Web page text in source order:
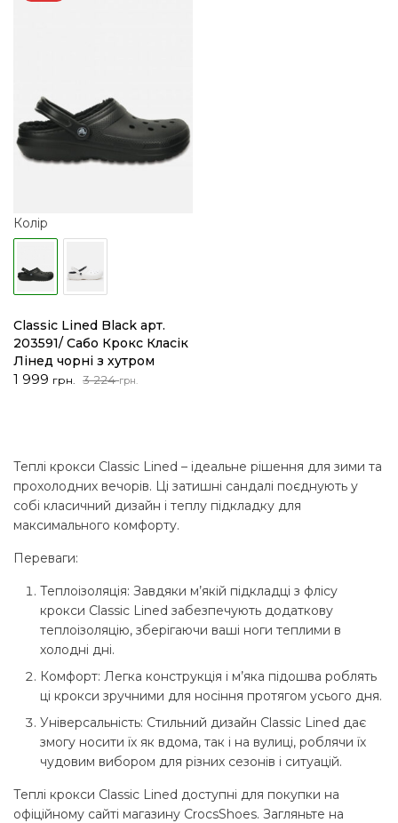
Теплі крокси Classic Lined – ідеальне рішення для зими та
прохолодних вечорів. Ці затишні сандалі поєднують у
собі класичний дизайн і теплу підкладку для
максимального комфорту.
Переваги:
Теплоізоляція: Завдяки м’якій підкладці з флісу
крокси Classic Lined забезпечують додаткову
теплоізоляцію, зберігаючи ваші ноги теплими в
холодні дні.
Комфорт: Легка конструкція і м’яка підошва роблять
ці крокси зручними для носіння протягом усього дня.
Універсальність: Стильний дизайн Classic Lined дає
змогу носити їх як вдома, так і на вулиці, роблячи їх
чудовим вибором для різних сезонів і ситуацій.
Теплі крокси Classic Lined доступні для покупки на
офіційному сайті магазину CrocsShoes. Загляньте на
Колір
Classic Lined Black арт.
203591/ Сабо Крокс Класік
Лінед чорні з хутром
3 224грн.
Оригінальна
1 999 грн.
Поточна